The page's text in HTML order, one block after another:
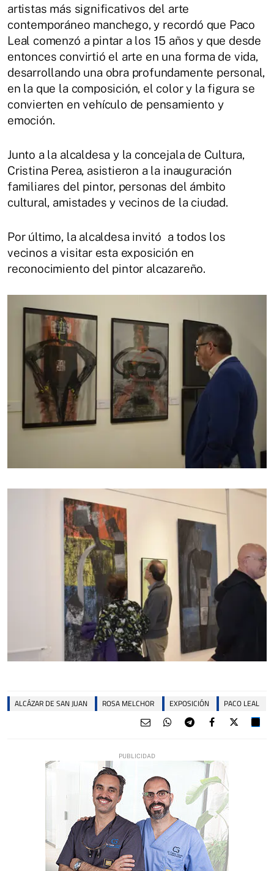
artistas más significativos del arte
contemporáneo manchego, y recordó que Paco
Leal comenzó a pintar a los 15 años y que desde
entonces convirtió el arte en una forma de vida,
desarrollando una obra profundamente personal,
en la que la composición, el color y la figura se
convierten en vehículo de pensamiento y
emoción.
Junto a la alcaldesa y la concejala de Cultura,
Cristina Perea, asistieron a la inauguración
familiares del pintor, personas del ámbito
cultural, amistades y vecinos de la ciudad.
Por último, la alcaldesa invitó a todos los
vecinos a visitar esta exposición en
reconocimiento del pintor alcazareño.
ALCÁZAR DE SAN JUAN ROSA MELCHOR EXPOSICIÓN PACO LEAL